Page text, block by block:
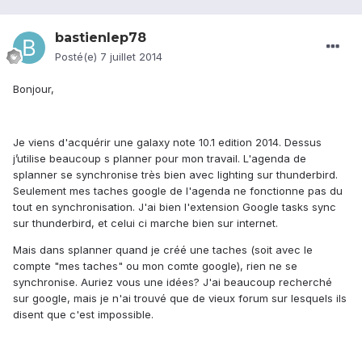
bastienlep78
Posté(e) 7 juillet 2014
Bonjour,
Je viens d'acquérir une galaxy note 10.1 edition 2014. Dessus
j’utilise beaucoup s planner pour mon travail. L'agenda de
splanner se synchronise très bien avec lighting sur thunderbird.
Seulement mes taches google de l'agenda ne fonctionne pas du
tout en synchronisation. J'ai bien l'extension Google tasks sync
sur thunderbird, et celui ci marche bien sur internet.
Mais dans splanner quand je créé une taches (soit avec le
compte "mes taches" ou mon comte google), rien ne se
synchronise. Auriez vous une idées? J'ai beaucoup recherché
sur google, mais je n'ai trouvé que de vieux forum sur lesquels ils
disent que c'est impossible.